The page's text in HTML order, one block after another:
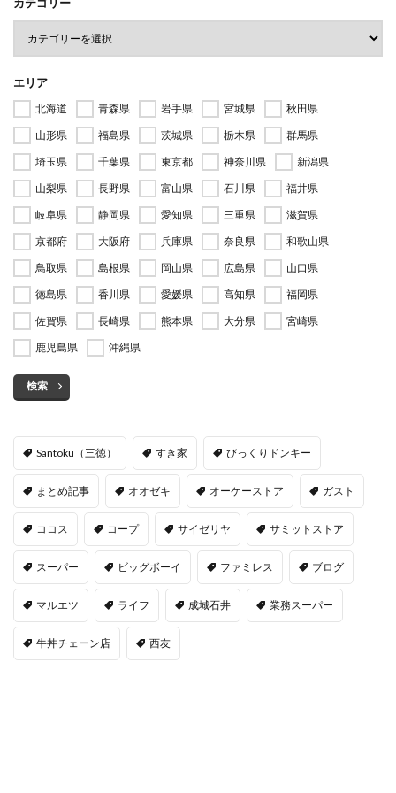
エリア
北海道 青森県 岩手県 宮城県
秋田県
山形県
福島県 茨城県 栃木県
群馬県
埼玉県
千葉県 東京都 神奈川県
新潟県
山梨県
長野県 富山県 石川県
福井県
岐阜県
静岡県 愛知県 三重県
滋賀県
京都府
大阪府 兵庫県 奈良県
和歌山県
鳥取県
島根県 岡山県 広島県
山口県
徳島県
香川県 愛媛県 高知県
福岡県
佐賀県
長崎県 熊本県 大分県
宮崎県
鹿児島県
沖縄県
検索
Santoku（三徳） すき家 びっくりドンキー
まとめ記事 オオゼキ オーケーストア ガスト
ココス コープ サイゼリヤ サミットストア
スーパー ビッグボーイ ファミレス ブログ
マルエツ ライフ 成城石井 業務スーパー
牛丼チェーン店 西友